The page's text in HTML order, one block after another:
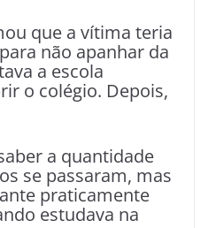
que a vítima teria
não apanhar da
a escola
o colégio. Depois,
a quantidade
se passaram, mas
praticamente
estudava na